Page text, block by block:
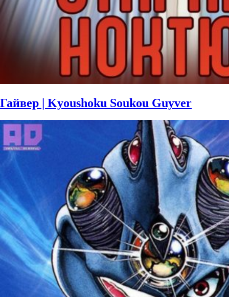
Гайвер | Kyoushoku Soukou Guyver